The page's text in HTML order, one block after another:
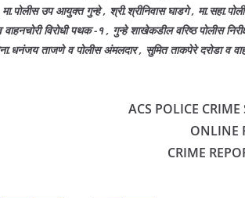
मा.पोलीस उप आयुक्त गुन्हे , श्री.श्रीनिवास घाडगे ,
वाहनचोरी विरोधी पथक -१ , गुन्हे शाखेकडील वरिष्ठ पोलीस
ताजणे व पोलीस अंमलदार , सुमित ताकपेरे दरोडा व
ACS POLICE
ONLINE
CRIME